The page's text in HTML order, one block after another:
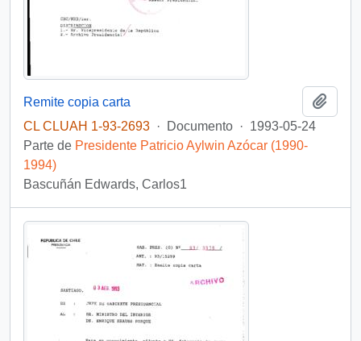
Remite copia carta
CL CLUAH 1-93-2693 · Documento · 1993-05-24
Parte de Presidente Patricio Aylwin Azócar (1990-
1994)
Bascuñán Edwards, Carlos1